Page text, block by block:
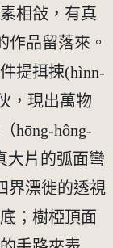
相敆，有真
作品留落來。
提挕捒(hìnn-
，現出萬物
hōng-hông-
大片的弧面彎
界漂徙的透視
；樹椏頂面